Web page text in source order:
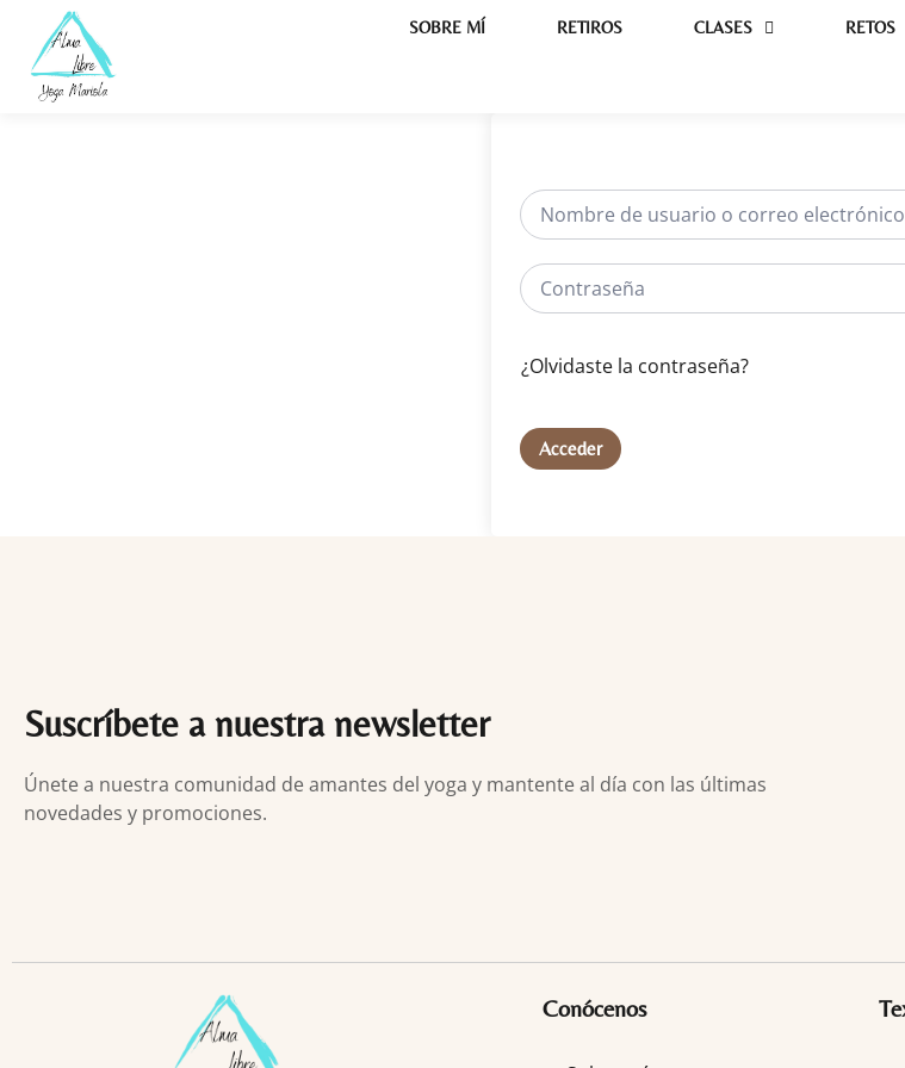
SOBRE MÍ RETIROS CLASES RETOS
¿Olvidaste la contraseña?
Acceder
Suscríbete a nuestra newsletter
Únete a nuestra comunidad de amantes del yoga y mantente al día con las últimas
novedades y promociones.
Conócenos